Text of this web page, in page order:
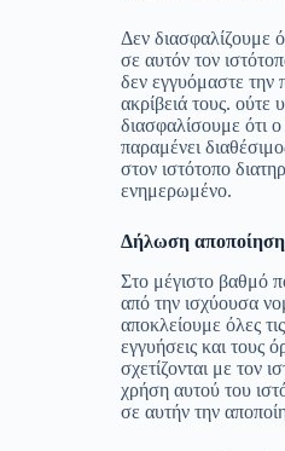
Δεν διασφαλίζουμε
σε αυτόν τον
δεν εγγυόμαστε την
ακρίβειά τους. ούτε
διασφαλίσουμε ότι ο
παραμένει
στον ιστότοπο
ενημερωμένο.
Δήλωση
Στο μέγιστο βαθμό
από την ισχύουσα
αποκλείουμε όλες
εγγυήσεις και τους
σχετίζονται με τον
χρήση αυτού του
σε αυτήν την